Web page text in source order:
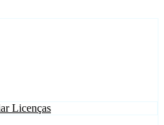
Licenças